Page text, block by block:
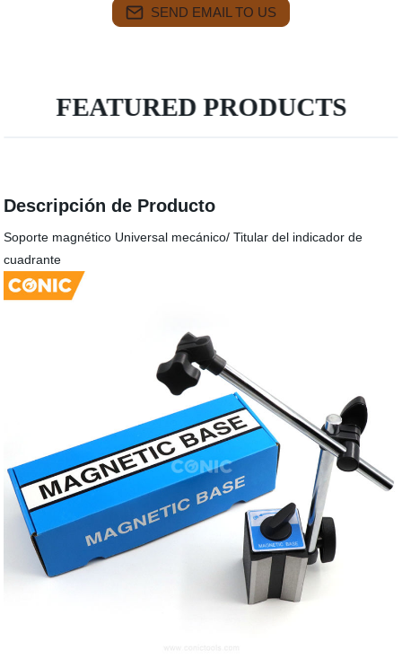
SEND EMAIL TO US
FEATURED PRODUCTS
Descripción de Producto
Soporte magnético Universal mecánico/ Titular del indicador de
cuadrante